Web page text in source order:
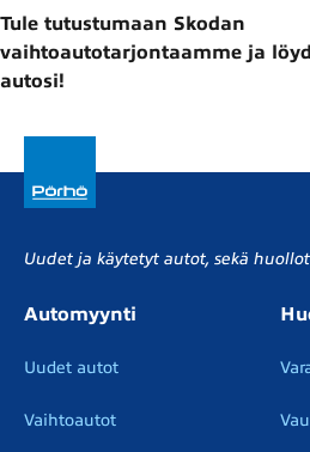
Tule tutustumaan Skodan
vaihtoautotarjontaamme ja
autosi!
Uudet ja käytetyt autot, sekä
Automyynti
Uudet autot
Vaihtoautot